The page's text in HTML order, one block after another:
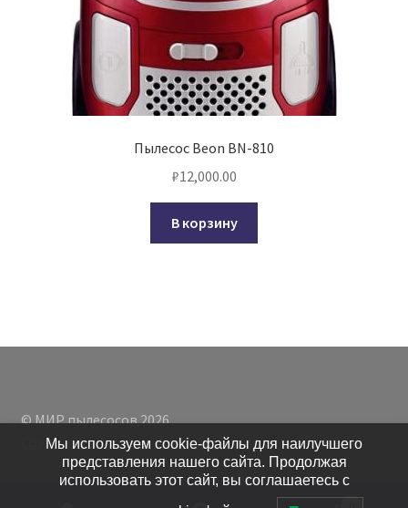
Пылесос Beon BN-810
₽12,000.00
В корзину
© МИР пылесосов 2026
Создано с помощью WooCommerce
Мы используем cookie-файлы для наилучшего
представления нашего сайта. Продолжая
использовать этот сайт, вы соглашаетесь с